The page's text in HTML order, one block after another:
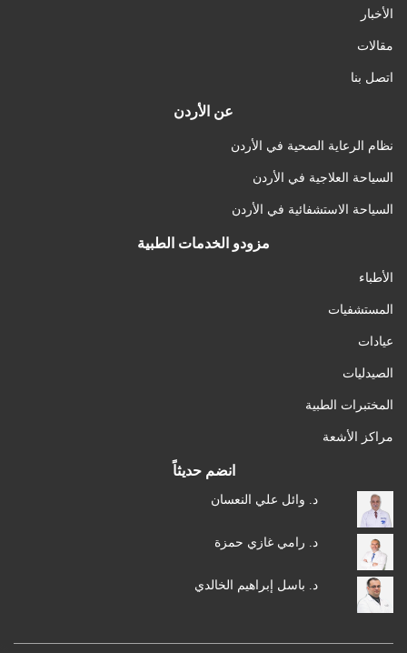
الأخبار
مقالات
اتصل بنا
عن الأردن
نظام الرعاية الصحية في الأردن
السياحة العلاجية في الأردن
السياحة الاستشفائية في الأردن
مزودو الخدمات الطبية
الأطباء
المستشفيات
عيادات
الصيدليات
المختبرات الطبية
مراكز الأشعة
انضم حديثاً
د. وائل علي النعسان
د. رامي غازي حمزة
د. باسل إبراهيم الخالدي